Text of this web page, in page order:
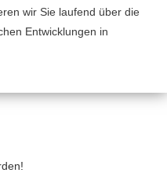
wir Sie laufend über die
Entwicklungen in